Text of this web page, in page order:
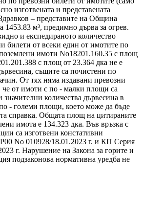
изготвената и представената
– представите на Община
1453.83 м³, предимно дърва за огрев.
и експедираното количество
билети от всеки един от имотите по
имоти No18201.160.35 с площ
с площ от 23.364 дка не е
същите са почистени по
От тях няма издавани превозни
че от имоти с по - малки площи са
количества дървесина в
- големи площи, което може да бъде
справка. Общата площ на цитираните
имота е 134.323 дка. Във връзка с
са изготвени констативни
No 010928/18.01.2023 г. и КП Серия
г. Нарушение на Закона за горите и
подзаконова нормативна уредба не